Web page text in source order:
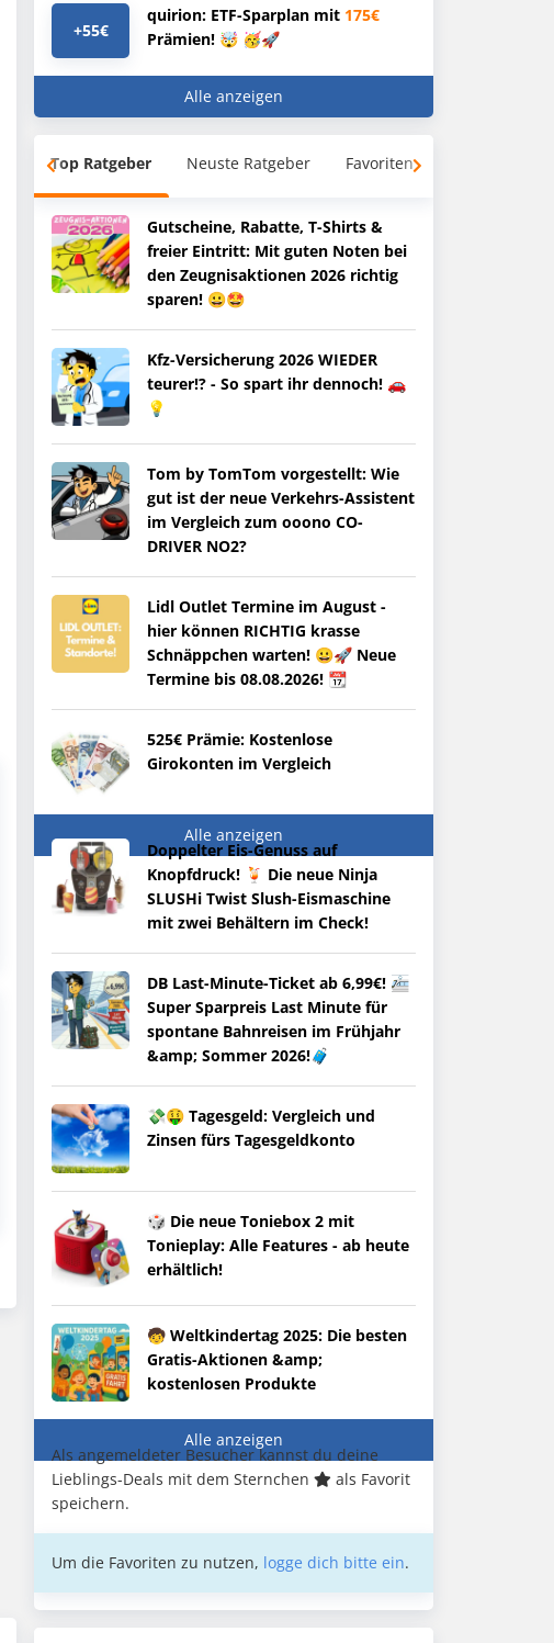
+55€
quirion: ETF-Sparplan mit 175€
Prämien! 🤯 🥳🚀
Alle anzeigen
Top Ratgeber Neuste Ratgeber Favoriten
Gutscheine, Rabatte, T-Shirts &
freier Eintritt: Mit guten Noten bei
den Zeugnisaktionen 2026 richtig
sparen! 😀🤩
Kfz-Versicherung 2026 WIEDER
teurer!? - So spart ihr dennoch! 🚗
💡
Tom by TomTom vorgestellt: Wie
gut ist der neue Verkehrs-Assistent
im Vergleich zum ooono CO-
DRIVER NO2?
Lidl Outlet Termine im August -
hier können RICHTIG krasse
Schnäppchen warten! 😀🚀 Neue
Termine bis 08.08.2026! 📆
525€ Prämie: Kostenlose
Girokonten im Vergleich
Alle anzeigen
Doppelter Eis-Genuss auf
Knopfdruck! 🍹 Die neue Ninja
SLUSHi Twist Slush-Eismaschine
mit zwei Behältern im Check!
DB Last-Minute-Ticket ab 6,99€! 🚈
Super Sparpreis Last Minute für
spontane Bahnreisen im Frühjahr
&amp; Sommer 2026!🧳
💸🤑 Tagesgeld: Vergleich und
Zinsen fürs Tagesgeldkonto
🎲 Die neue Toniebox 2 mit
Tonieplay: Alle Features - ab heute
erhältlich!
🧒 Weltkindertag 2025: Die besten
Gratis-Aktionen &amp;
kostenlosen Produkte
Alle anzeigen
Als angemeldeter Besucher kannst du deine
Lieblings-Deals mit dem Sternchen
als Favorit
speichern.
Um die Favoriten zu nutzen, logge dich bitte ein.